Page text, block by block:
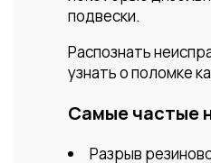
подвески.
Распознать
узнать о поломке
Самые частые
Разрыв